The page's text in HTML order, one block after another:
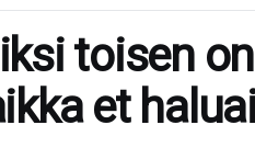
toisen
et